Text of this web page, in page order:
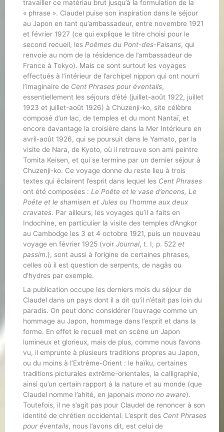
travailler ce matériau brut jusqu’à la formulation de la
« phrase ». Claudel puise son inspiration dans le séjour
au Japon en tant qu’ambassadeur, entre novembre 1921
et février 1927 (ce qui explique le titre choisi pour le
second recueil, les Poëmes du Pont-des-Faisans, qui
renvoie au nom de la résidence de l’ambassadeur de
France à Tokyo). Mais ce sont surtout les voyages
effectués à l’intérieur de l’archipel nippon qui ont nourri
l’imaginaire de Cent Phrases pour éventails,
essentiellement les séjours d’été (juillet-août 1922, juillet
1923 et juillet-août 1926) à Chuzenji-ko, site célèbre
composé d’un lac, de temples et du mont Nantaï, et
encore davantage la croisière dans la Mer Intérieure en
avril-août 1926, qui se poursuit dans le Yamato, par la
visite de Nara, de Kyoto, où il retrouve son ami peintre
Tomita Keisen, et qui se termine par un dernier séjour à
Chuzenji-ko. Ce voyage donne du reste lieu à trois
textes qui éclairent l’esprit dans lequel les Cent Phrases
ont été composées : Le Poëte et le vase d’encens, Le
Poëte et le shamisen et Jules ou l’homme aux deux
cravates. Par ailleurs, les voyages qu’il a faits en
Indochine, en particulier la visite des temples d’Angkor
au Cambodge les 3 et 4 octobre 1921, puis un nouveau
voyage en février 1925 (voir Journal, t. I, p. 522 et
passim.), sont aussi à l’origine de certaines phrases,
celles où il est question de serpents, de nagâs ou
d’hydres par exemple.
La publication occupe les derniers mois du séjour de
Claudel dans un pays dont il a dit qu’il n’était pas loin du
paradis. On peut donc considérer l’ouvrage comme un
hommage au Japon, hommage dans l’esprit et dans la
forme. En effet le recueil met en scène un Japon
lumineux et glorieux, mais de plus, comme nous l’avons
vu, il emprunte à plusieurs traditions propres au Japon,
ou du moins à l’Extrême-Orient : le haïku, certaines
traditions picturales extrême-orientales, la calligraphie,
ainsi qu’un certain rapport à la nature et au monde (que
Claudel nomme l’ahité, en japonais mono no aware).
Toutefois, il ne s’agit pas pour Claudel de renoncer à son
identité de chrétien occidental. L’esprit des Cent Phrases
pour éventails, nous l’avons dit, est celui de